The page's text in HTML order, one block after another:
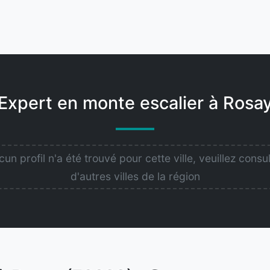
en monte escalier à
profil n'a été trouvé pour cette ville, veuillez
d'autres villes de la région